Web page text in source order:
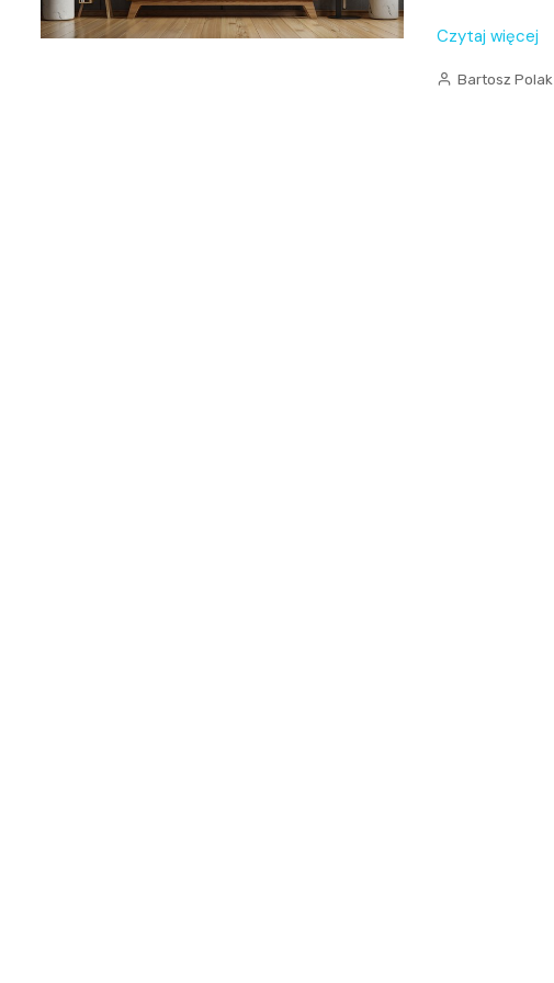
Czytaj więcej
Bartosz Polak